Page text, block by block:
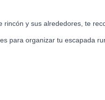
y sus alrededores, te
para organizar tu escapada